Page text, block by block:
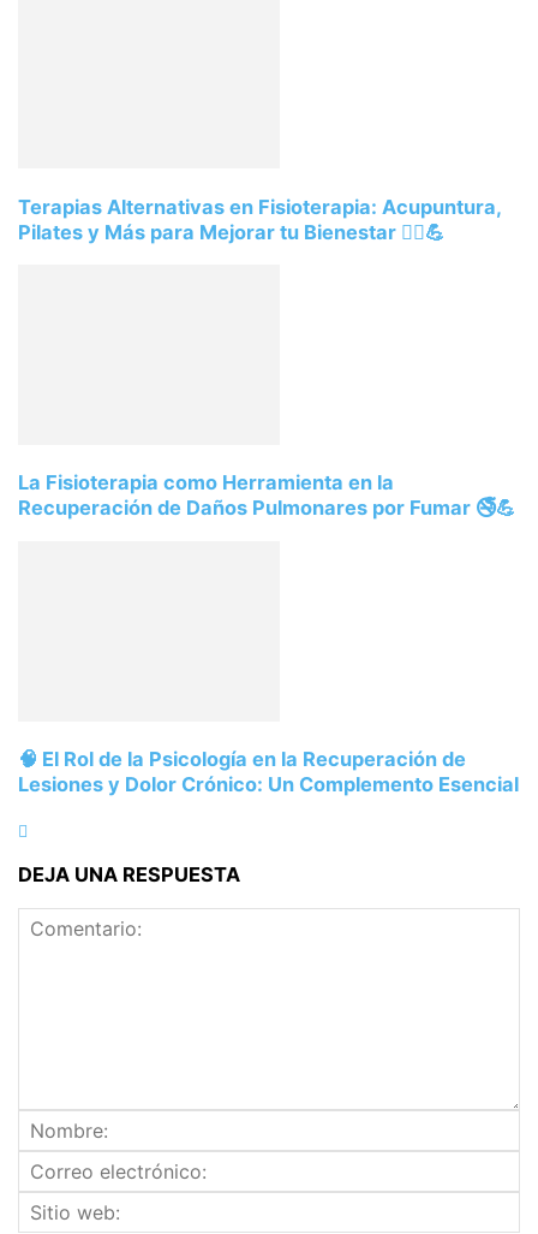
Terapias Alternativas en Fisioterapia: Acupuntura,
Pilates y Más para Mejorar tu Bienestar 💆‍♂️💪
La Fisioterapia como Herramienta en la
Recuperación de Daños Pulmonares por Fumar 🚭💪
🧠 El Rol de la Psicología en la Recuperación de
Lesiones y Dolor Crónico: Un Complemento Esencial
DEJA UNA RESPUESTA